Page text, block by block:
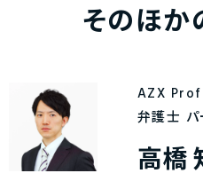
そのほか
AZX
弁護士 パ
高橋